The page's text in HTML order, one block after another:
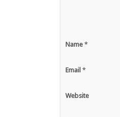
Name *
Email *
Website